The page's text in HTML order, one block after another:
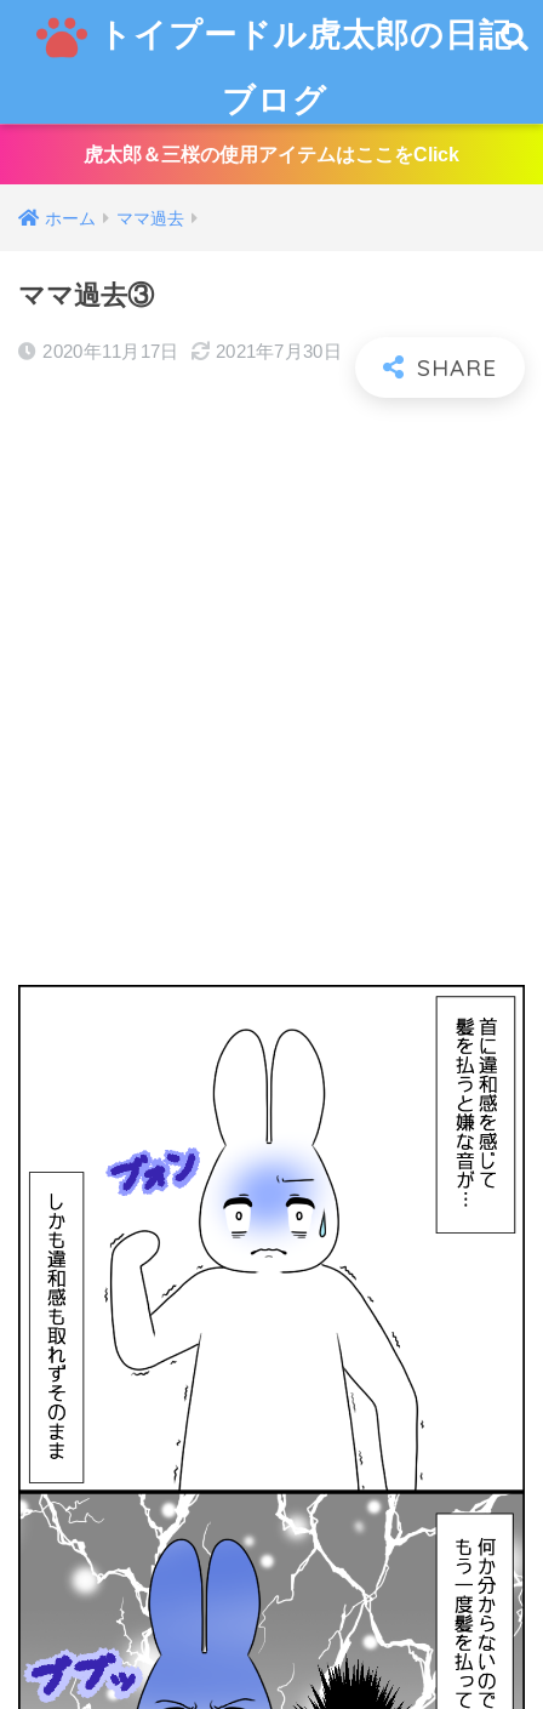
トイプードル虎太郎の日記
ブログ
虎太郎＆三桜の使用アイテムはここをClick
ホーム ママ過去
ママ過去③
2020年11月17日 2021年7月30日